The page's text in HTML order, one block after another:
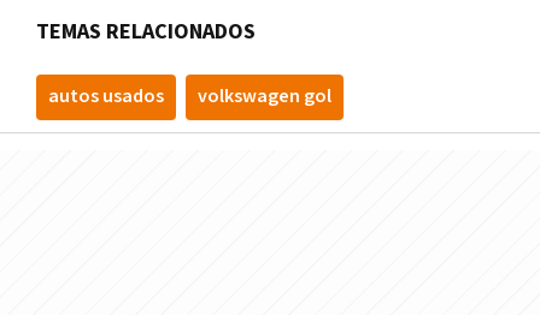
TEMAS RELACIONADOS
autos usados volkswagen gol